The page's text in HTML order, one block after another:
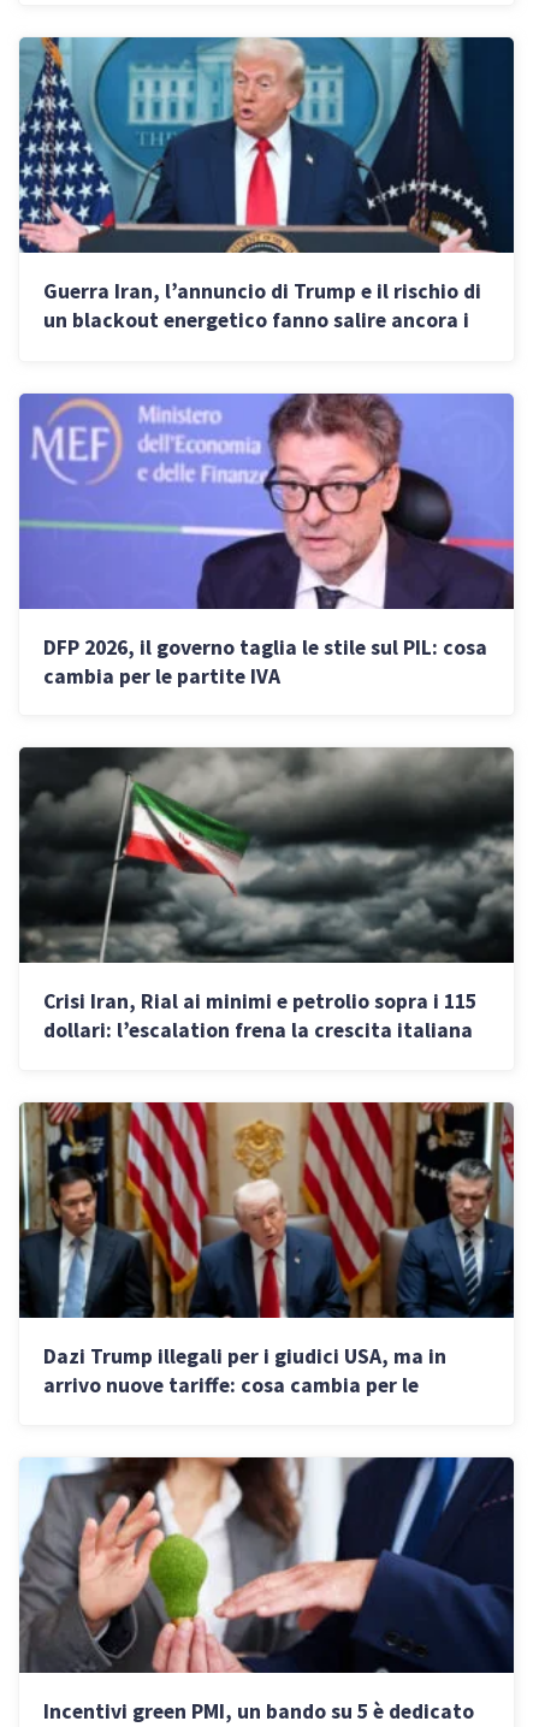
Guerra Iran, l’annuncio di Trump e il rischio di
un blackout energetico fanno salire ancora i
DFP 2026, il governo taglia le stile sul PIL: cosa
cambia per le partite IVA
Crisi Iran, Rial ai minimi e petrolio sopra i 115
dollari: l’escalation frena la crescita italiana
Dazi Trump illegali per i giudici USA, ma in
arrivo nuove tariffe: cosa cambia per le
Incentivi green PMI, un bando su 5 è dedicato